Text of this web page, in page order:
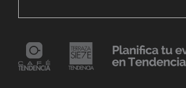
24 mayo, 2021